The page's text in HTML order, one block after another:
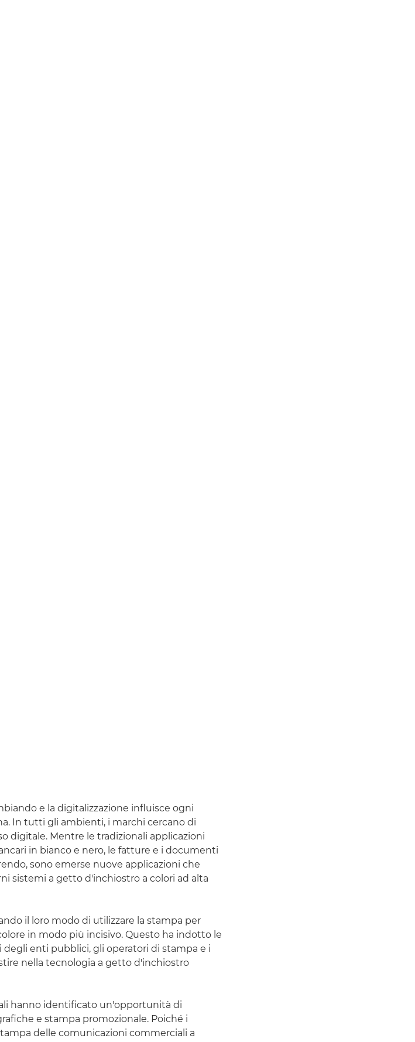
e la digitalizzazione influisce ogni
In tutti gli ambienti, i marchi cercano di
digitale. Mentre le tradizionali applicazioni
in bianco e nero, le fatture e i documenti
sono emerse nuove applicazioni che
sistemi a getto d'inchiostro a colori ad alta
il loro modo di utilizzare la stampa per
in modo più incisivo. Questo ha indotto le
enti pubblici, gli operatori di stampa e i
nella tecnologia a getto d'inchiostro
hanno identificato un'opportunità di
e stampa promozionale. Poiché i
delle comunicazioni commerciali a